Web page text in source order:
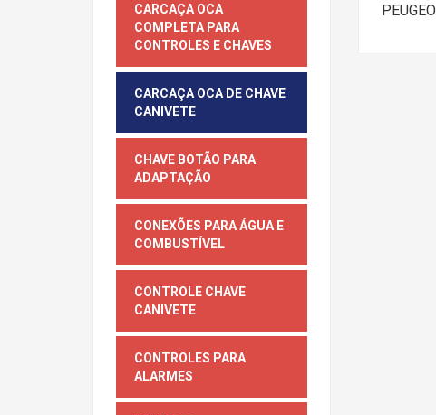
CARCAÇA OCA
COMPLETA PARA
CONTROLES E CHAVES
CARCAÇA OCA DE CHAVE
CANIVETE
CHAVE BOTÃO PARA
ADAPTAÇÃO
CONEXÕES PARA ÁGUA E
COMBUSTÍVEL
CONTROLE CHAVE
CANIVETE
CONTROLES PARA
ALARMES